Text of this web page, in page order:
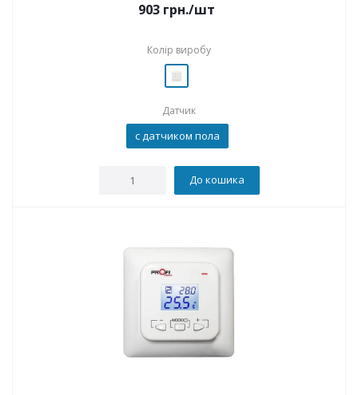
903грн./шт
Колір виробу
Датчик
с датчиком пола
До кошика